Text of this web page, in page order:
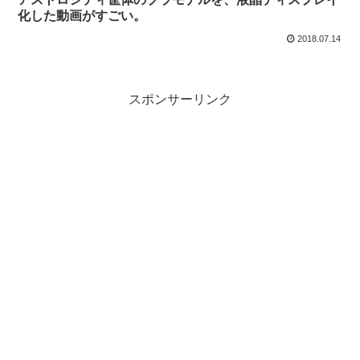
化した動画がすごい。
2018.07.14
スポンサーリンク